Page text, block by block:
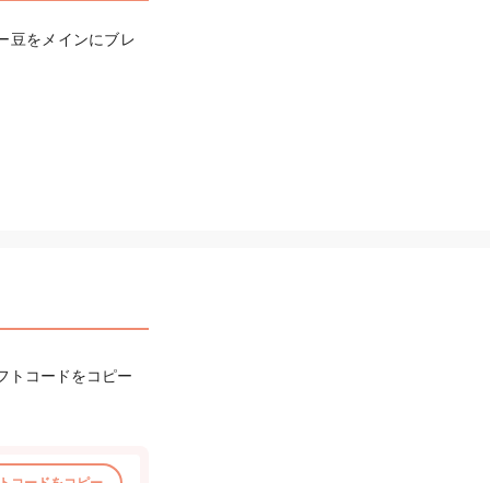
豆をメインにブレ
トコードをコピー